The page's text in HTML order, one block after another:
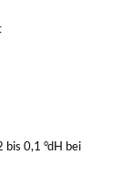
bis 0,1 °dH bei